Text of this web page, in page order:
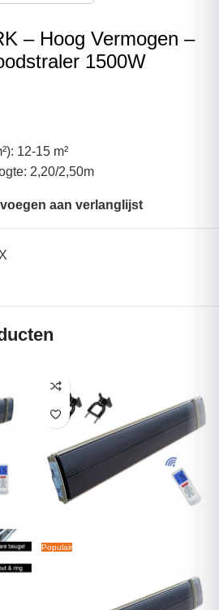
– Hoog Vermogen –
1500W
12-15 m²
2,20/2,50m
aan verlanglijst
Populair